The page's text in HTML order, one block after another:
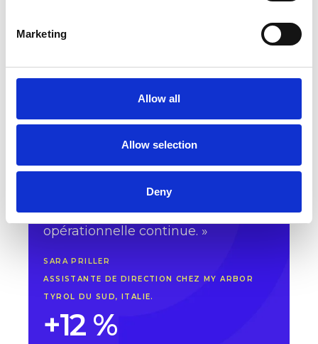
Marketing
Allow all
Allow selection
Deny
« Nous recommandons vivement
cette intégration car elle est à la fois
Elle permet une évaluation rapide
et directe des retours, même pour
la planification d'actions concrètes
pour une amélioration
opérationnelle continue. »
SARA PRILLER
ASSISTANTE DE DIRECTION CHEZ MY ARBOR
TYROL DU SUD, ITALIE.
+12 %